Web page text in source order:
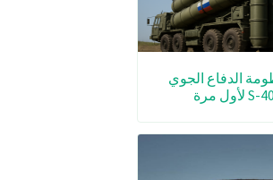
الدفاع الجوي